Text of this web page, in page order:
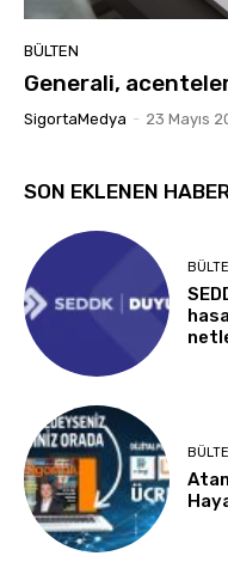
BÜLTEN
Generali,
SigortaMedya - 23 Mayıs
SON EKLENEN